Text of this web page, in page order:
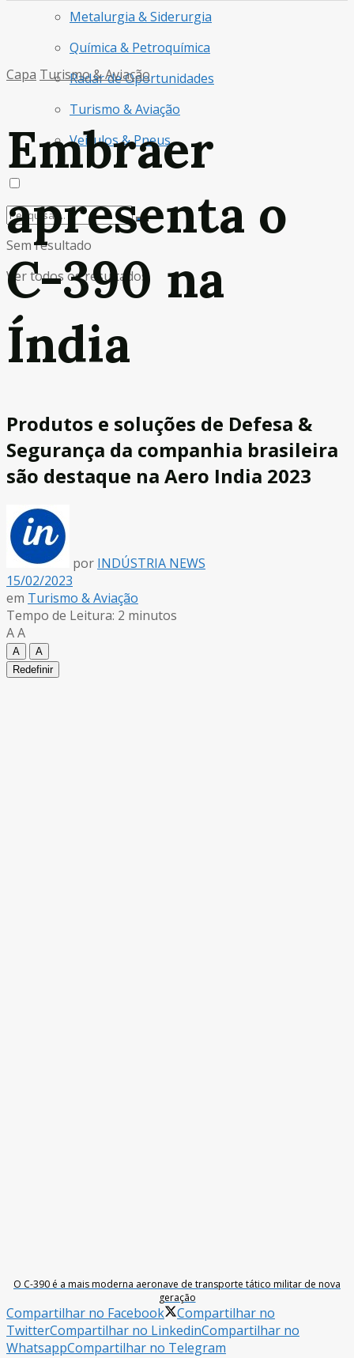
Metalurgia & Siderurgia
Química & Petroquímica
Radar de Oportunidades
Turismo & Aviação
Veículos & Pneus
Sem resultado
Ver todos os resultados
Capa Turismo & Aviação
Embraer
apresenta o
C-390 na
Índia
Produtos e soluções de Defesa &
Segurança da companhia brasileira
são destaque na Aero India 2023
por INDÚSTRIA NEWS
15/02/2023
em Turismo & Aviação
Tempo de Leitura: 2 minutos
AA
A
A
Redefinir
O C-390 é a mais moderna aeronave de transporte tático militar de nova
geração
Compartilhar no Facebook
Compartilhar no
TwitterCompartilhar no LinkedinCompartilhar no
WhatsappCompartilhar no Telegram